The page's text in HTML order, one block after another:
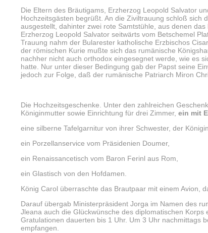
Die Eltern des Bräutigams, Erzherzog Leopold Salvator
Hochzeitsgästen begrüßt. An die Ziviltrauung schloß sich
ausgestellt, dahinter zwei rote Samtstühle, aus denen
Erzherzog Leopold Salvator seitwärts vom Betschemel
Trauung nahm der Bularester katholische Erzbischos
der römischen Kurie mußte sich das rumänische
nachher nicht auch orthodox eingesegnet werde, wie es
hatte. Nur unter dieser Bedingung gab der Papst seine
jedoch zur Folge, daß der rumänische Patriarch Miron
Die Hochzeitsgeschenke. Unter den zahlreichen
Königinmutter sowie Einrichtung für drei Zimmer, ein mit
eine silberne Tafelgarnitur von ihrer Schwester, der
ein Porzellanservice vom Präsidenien Doumer,
ein Renaissancetisch vom Baron Ferinl aus Rom,
ein Glastisch von den Hofdamen.
König Carol überraschte das Brautpaar mit einem Avion,
Darauf übergab Ministerpräsident Jorga im Namen des
Jleana auch die Glückwünsche des diplomatischen
Gratulationen dauerten bis 1 Uhr. Um 3 Uhr nachmittags
empfangen.